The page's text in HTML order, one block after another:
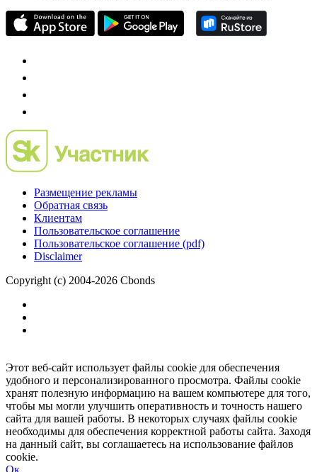
проект о российском рынке M&A
Preqveca.ru
Размещение рекламы
Обратная связь
Пользовательское соглашение
Copyright (c) 2004-2026 Cbonds
Этот веб-сайт использует файлы cookie для обеспечения
удобного и персонализированного просмотра. Файлы cookie
хранят полезную информацию на вашем компьютере для того,
чтобы мы могли улучшить оперативность и точность нашего
сайта для вашей работы. В некоторых случаях файлы cookie